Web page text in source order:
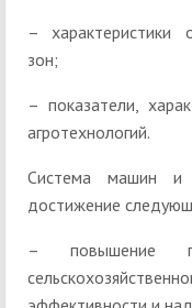
– характеристики
зон;
– показатели,
агротехнологий.
Система машин и
достижение
– повышение